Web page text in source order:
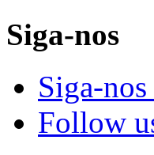
Siga-nos
Siga-
Follow